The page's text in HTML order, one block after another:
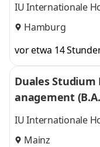
IU Internationale
Hamburg
vor etwa 14
Duales Studium
anagement
IU Internationale
Mainz